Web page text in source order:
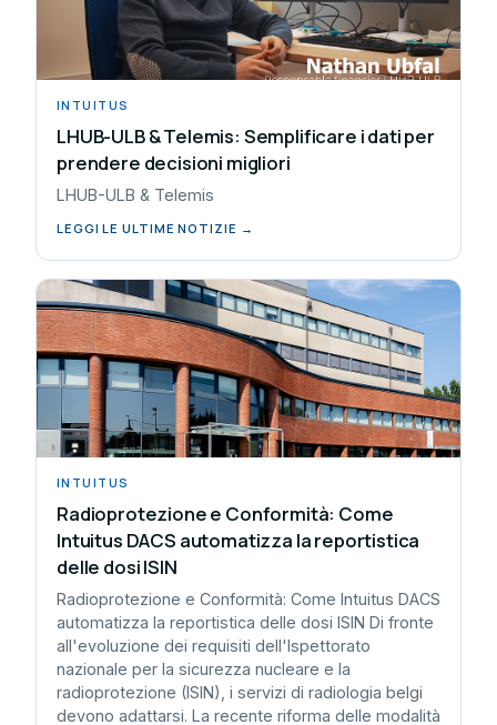
INTUITUS
LHUB-ULB & Telemis: Semplificare i dati per
prendere decisioni migliori
LHUB-ULB & Telemis
LEGGI LE ULTIME NOTIZIE →
INTUITUS
Radioprotezione e Conformità: Come
Intuitus DACS automatizza la reportistica
delle dosi ISIN
Radioprotezione e Conformità: Come Intuitus DACS
automatizza la reportistica delle dosi ISIN Di fronte
all'evoluzione dei requisiti dell'Ispettorato
nazionale per la sicurezza nucleare e la
radioprotezione (ISIN), i servizi di radiologia belgi
devono adattarsi. La recente riforma delle modalità